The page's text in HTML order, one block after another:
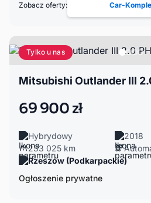
Zobacz oferty: Car-
Tylko u nas
69 900 zł
Hybrydowy
2018
233 025 km
Rzeszów (Podkarpackie)
Ogłoszenie prywatne